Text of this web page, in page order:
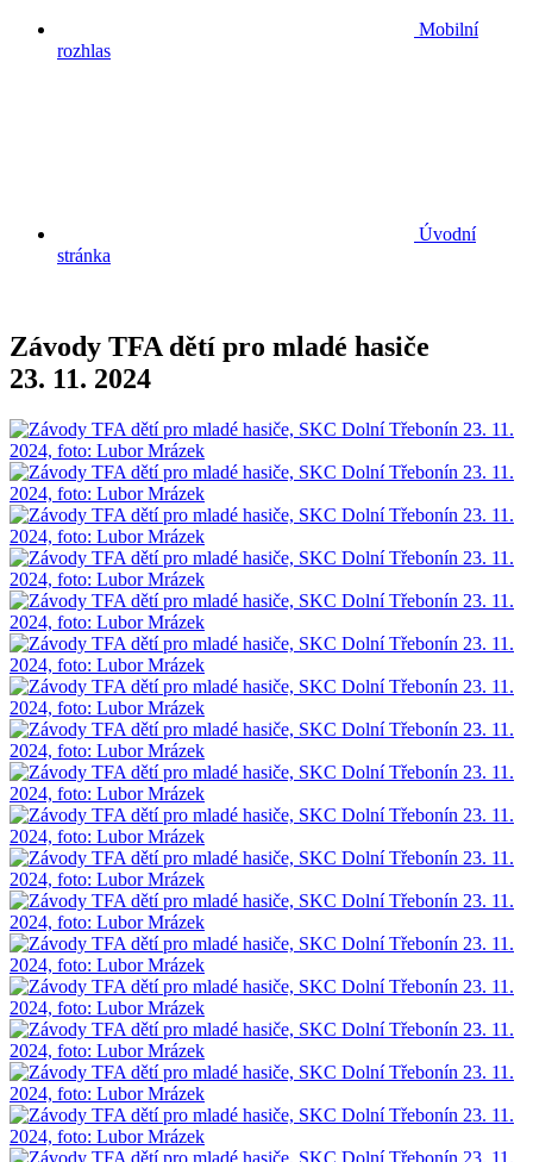
Mobilní
rozhlas
Úvodní
stránka
Závody TFA dětí pro mladé hasiče
23. 11. 2024